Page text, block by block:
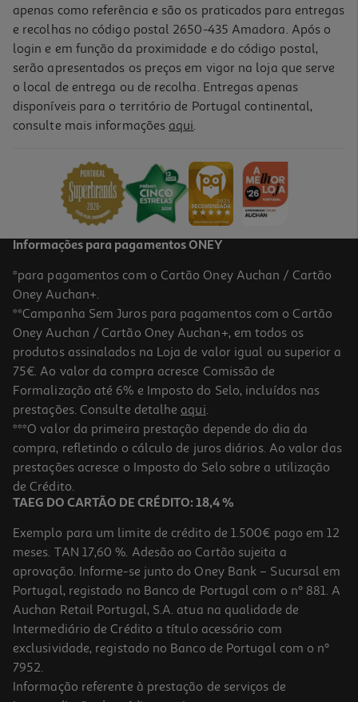
Secador De Cabelo Viagem Ufesa Pro Ionic Go Gold 1600w
64,99 €
4.2
Escova Engomar A Vapor Rowenta Dr8270d1 Access Steam Force
2000w
89.99 €/un
89,99 €
-19%
apenas como referência e são os praticados para entregas
e recolhas no código postal 2650-435 Amadora. Após o
login e em função da proximidade e do código postal,
serão apresentados os preços em vigor na loja que serve
o local de entrega ou de recolha. Entregas apenas
disponíveis para o território de Portugal continental,
consulte mais informações aqui.
Informações para pagamentos ONEY
*para pagamentos com o Cartão Oney Auchan / Cartão
Oney Auchan+.
**Campanha Sem Juros para pagamentos com o Cartão
Oney Auchan / Cartão Oney Auchan+, em todos os
produtos assinalados na Loja de valor igual ou superior a
75€. Ao valor da compra acresce Comissão de
Formalização até 6% e Imposto do Selo, incluídos nas
prestações. Consulte detalhe aqui.
***O valor da primeira prestação depende do dia da
compra, refletindo o cálculo de juros diários. Ao valor das
prestações acresce o Imposto do Selo sobre a utilização
de Crédito.
TAEG DO CARTÃO DE CRÉDITO: 18,4 %
Exemplo para um limite de crédito de 1.500€ pago em 12
meses. TAN 17,60 %. Adesão ao Cartão sujeita a
aprovação. Informe-se junto do Oney Bank – Sucursal em
Portugal, registado no Banco de Portugal com o nº 881. A
Auchan Retail Portugal, S.A. atua na qualidade de
Intermediário de Crédito a título acessório com
exclusividade, registado no Banco de Portugal com o nº
7952.
Informação referente à prestação de serviços de